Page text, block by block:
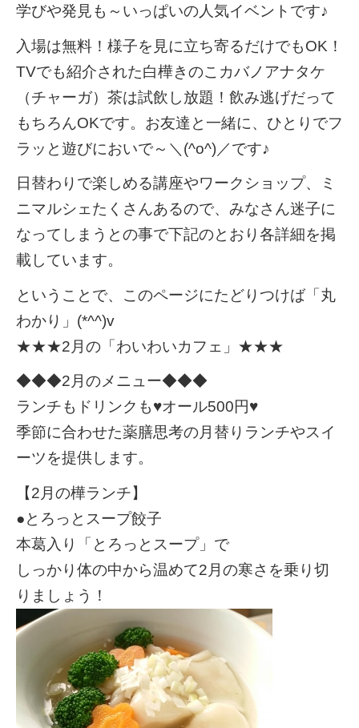
学びや発見も～いっぱいの人気イベントです♪
入場は無料！様子を見に立ち寄るだけでもOK！
TVでも紹介された白樺きのこカバノアナタケ
（チャーガ）茶は試飲し放題！飲み逃げだって
もちろんOKです。お友達と一緒に、ひとりでフ
ラッと遊びにおいで～＼(^o^)／です♪
日替わりで楽しめる講座やワークショップ、ミ
ニマルシェたくさんあるので、みなさん迷子に
なってしまうとの事で下記のとおり各詳細を掲
載しています。
ということで、このページにたどりつけば「丸
わかり」(*^^)v
★★★2月の「わいわいカフェ」★★★
◆◆◆2月のメニュー◆◆◆
ランチもドリンクも♥オール500円♥
季節に合わせた薬膳思考の月替りランチやスイ
ーツを提供します。
【2月の樺ランチ】
●とろっとスープ餃子
本葛入り「とろっとスープ」で
しっかり体の中から温めて2月の寒さを乗り切
りましょう！